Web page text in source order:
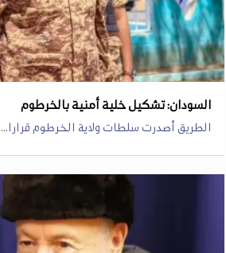
السودان: تشكيل خلية أمنية بالخرطوم
الطريق أصدرت سلطات ولاية الخرطوم قرارا...